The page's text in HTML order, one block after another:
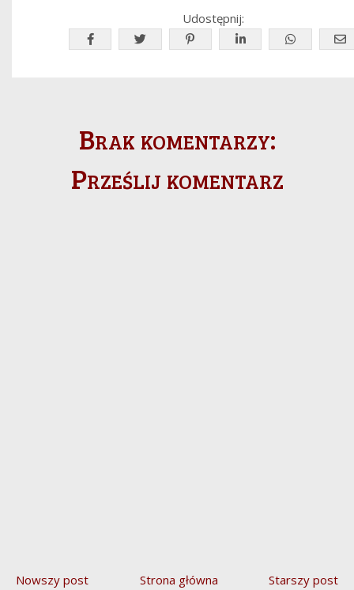
Udostępnij:
Brak komentarzy:
Prześlij komentarz
Nowszy post Starszy post
Strona główna